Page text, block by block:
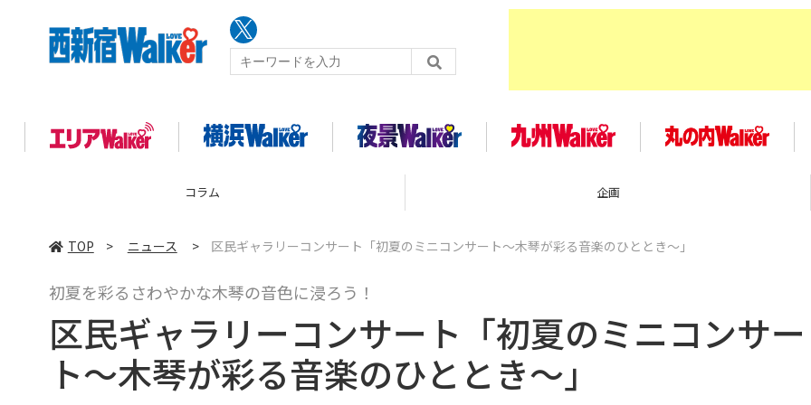
TOP > ニュース > 区民ギャラリーコンサート「初夏のミニコンサート〜木琴が彩る音楽のひととき〜」
初夏を彩るさわやかな木琴の音色に浸ろう！
区民ギャラリーコンサート「初夏のミニコンサー
ト〜木琴が彩る音楽のひととき〜」